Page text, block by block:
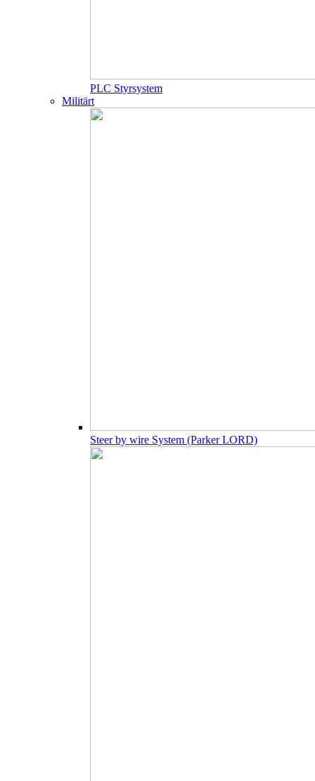
PLC Styrsystem
Militärt
Steer by wire System (Parker LORD)